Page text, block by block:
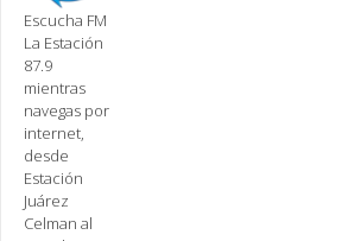
Escucha FM
La Estación
87.9
mientras
navegas por
internet,
desde
Estación
Juárez
Celman al